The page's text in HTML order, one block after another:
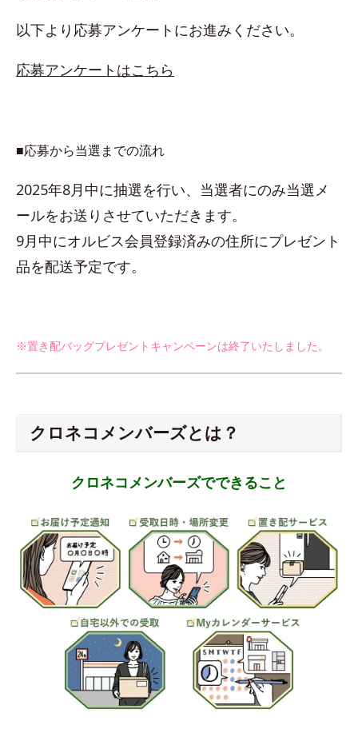
以下より応募アンケートにお進みください。
応募アンケートはこちら
■応募から当選までの流れ
2025年8月中に抽選を行い、当選者にのみ当選メ
ールをお送りさせていただきます。
9月中にオルビス会員登録済みの住所にプレゼント
品を配送予定です。
※置き配バッグプレゼントキャンペーンは終了いたしました。
クロネコメンバーズとは？
クロネコメンバーズでできること